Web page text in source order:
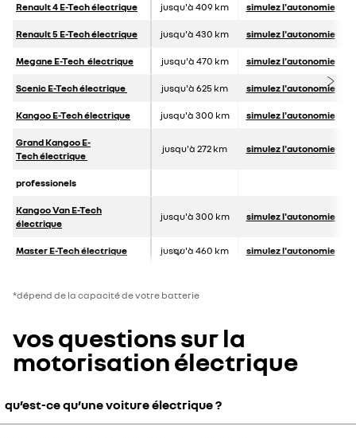
Renault 4 E-Tech électrique jusqu'à 409 km simulez l'autonomie
Renault 5 E-Tech électrique jusqu'à 430 km simulez l'autonomie
Megane E-Tech électrique jusqu'à 470 km simulez l'autonomie
Scenic E-Tech électrique jusqu'à 625 km simulez l'autonomie
Kangoo E-Tech électrique jusqu'à 300 km simulez l'autonomie
Grand Kangoo E-
Tech électrique
jusqu'à 272 km simulez l'autonomie
professionels
Kangoo Van E-Tech
électrique
jusqu'à 300 km simulez l'autonomie
Master E-Tech électrique jusqu'à 460 km simulez l'autonomie
*dépend de la capacité de votre batterie
vos questions sur la
motorisation électrique
qu’est-ce qu’une voiture électrique ?